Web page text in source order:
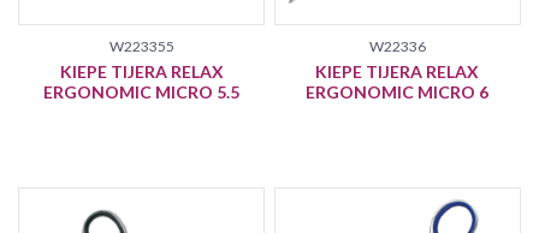
W223355
KIEPE TIJERA RELAX
ERGONOMIC MICRO 5.5
W22336
KIEPE TIJERA RELAX
ERGONOMIC MICRO 6